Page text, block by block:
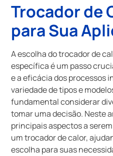
Trocador de
para Sua
A escolha do trocador de
específica é um passo
e a eficácia dos processos
variedade de tipos e
fundamental considerar
tomar uma decisão. Neste
principais aspectos a
um trocador de calor,
escolha para suas